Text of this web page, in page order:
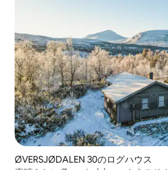
ØVERSJØDALEN 30のログハウス